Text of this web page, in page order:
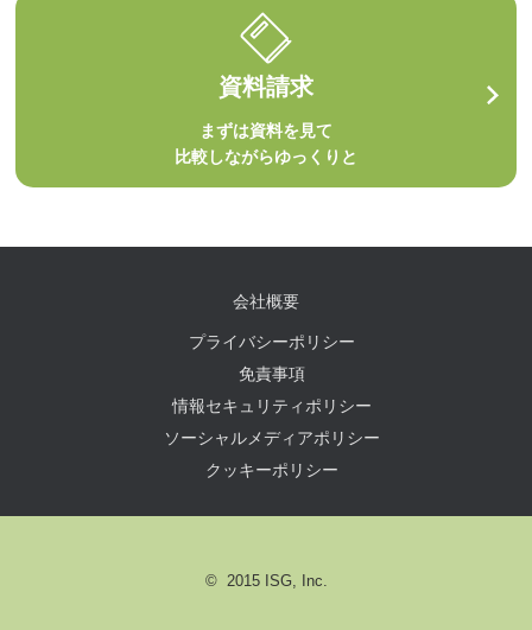
資料請求
まずは資料を見て
比較しながらゆっくりと
会社概要
プライバシーポリシー
免責事項
情報セキュリティポリシー
ソーシャルメディアポリシー
クッキーポリシー
© 2015 ISG, Inc.